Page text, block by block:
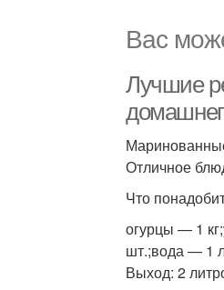
Вас
Лучшие
Отличное
Что
огурцы — 1
шт.;вода — 1
Выход: 2